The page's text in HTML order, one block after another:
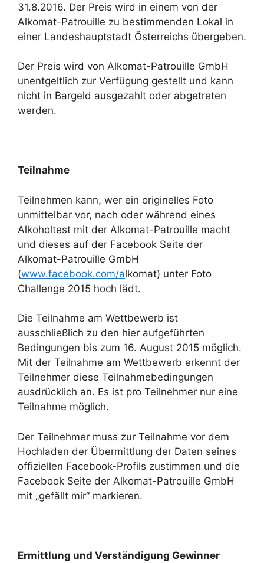
31.8.2016. Der Preis wird in einem von der
Alkomat-Patrouille zu bestimmenden Lokal in
einer Landeshauptstadt Österreichs übergeben.
Der Preis wird von Alkomat-Patrouille GmbH
unentgeltlich zur Verfügung gestellt und kann
nicht in Bargeld ausgezahlt oder abgetreten
werden.
Teilnahme
Teilnehmen kann, wer ein originelles Foto
unmittelbar vor, nach oder während eines
Alkoholtest mit der Alkomat-Patrouille macht
und dieses auf der Facebook Seite der
Alkomat-Patrouille GmbH
(www.facebook.com/alkomat) unter Foto
Challenge 2015 hoch lädt.
Die Teilnahme am Wettbewerb ist
ausschließlich zu den hier aufgeführten
Bedingungen bis zum 16. August 2015 möglich.
Mit der Teilnahme am Wettbewerb erkennt der
Teilnehmer diese Teilnahmebedingungen
ausdrücklich an. Es ist pro Teilnehmer nur eine
Teilnahme möglich.
Der Teilnehmer muss zur Teilnahme vor dem
Hochladen der Übermittlung der Daten seines
offiziellen Facebook-Profils zustimmen und die
Facebook Seite der Alkomat-Patrouille GmbH
mit „gefällt mir“ markieren.
Ermittlung und Verständigung Gewinner